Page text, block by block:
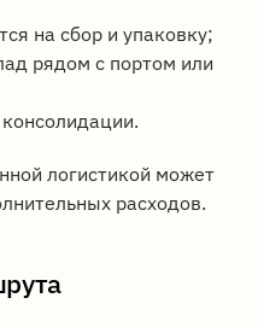
на сбор и упаковку;
рядом с портом или
логистикой может
расходов.